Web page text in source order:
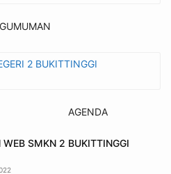
2 BUKITTINGGI
AGENDA
WEB SMKN 2 BUKITTINGGI